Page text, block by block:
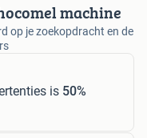
machine
op je zoekopdracht en de
is 50%